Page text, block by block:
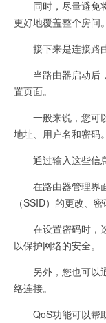
同时，尽量避免将
更好地覆盖整个房间。
接下来是连接路由
当路由器启动后，
置页面。
一般来说，您可以
地址、用户名和密码。
通过输入这些信息
在路由器管理界面
（SSID）的更改、
在设置密码时，选
以保护网络的安全。
另外，您也可以通
络连接。
QoS功能可以帮助